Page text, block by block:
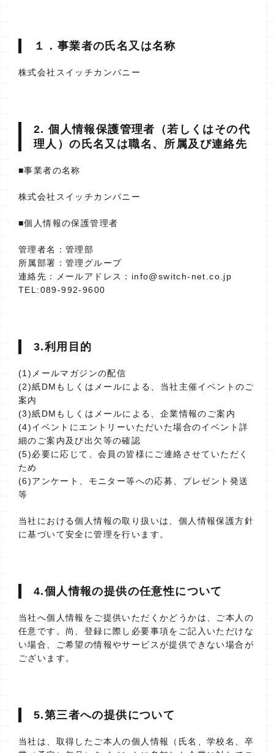
１．事業者の氏名又は名称
株式会社スイッチカンパニー
2. 個人情報保護管理者（若しくはその代
理人）の氏名又は職名、所属及び連絡先
■事業者の名称
株式会社スイッチカンパニー
■個人情報の保護管理者
管理者名：管理部
所属部署：管理グループ
連絡先：メールアドレス：info@switch-net.co.jp
TEL:089-992-9600
3.利用目的
(1)メールマガジンの配信
(2)紙DMもしくはメールによる、当社主催イベントのご
案内
(3)紙DMもしくはメールによる、企業情報のご案内
(4)イベントにエントリーいただいた場合のイベント詳
細のご案内及び出欠等の確認
(5)必要に応じて、会員の皆様にご連絡させていただく
ため
(6)アンケート、モニター等への応募、プレゼント発送
等
当社における個人情報の取り扱いは、個人情報保護方針
に基づいて安全に管理を行います。
4.個人情報の提供の任意性について
当社へ個人情報をご提供いただくかどうかは、ご本人の
任意です。尚、登録に際し必要事項をご記入いただけな
い場合、ご希望の情報やサービスが提供できない場合が
ございます。
5.第三者への提供について
当社は、取得したご本人の個人情報（氏名、学校名、卒